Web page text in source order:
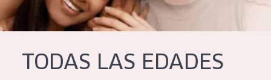
TODOS NUESTROS
PRODUCTOS
MÁS SOBRE NOSOTROS
INSPIRACIÓN
contacto
TODAS LAS EDADES